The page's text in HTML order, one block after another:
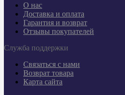
О нас
Доставка и оплата
Гарантия и возврат
Отзывы покупателей
Служба поддержки
Связаться с нами
Возврат товара
Карта сайта